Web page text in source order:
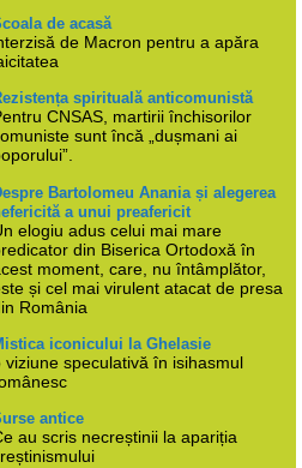
de acasă
de Macron pentru a apăra
spirituală anticomunistă
CNSAS, martirii închisorilor
sunt încă „dușmani ai
Bartolomeu Anania și alegerea
a unui preafericit
elogiu adus celui mai mare
din Biserica Ortodoxă în
moment, care, nu întâmplător,
și cel mai virulent atacat de presa
România
iconicului la Ghelasie
viziune speculativă în isihasmul
antice
au scris necreștinii la apariția